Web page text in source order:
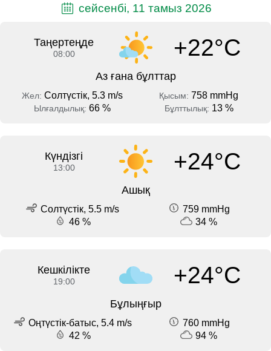
сейсенбі, 11 тамыз 2026
Таңертеңде
08:00 +22°C
Аз ғана бұлттар
Жел: Солтүстік, 5.3 m/s Қысым: 758 mmHg
Ылғалдылық: 66 % Бұлттылық: 13 %
Күндізгі
13:00 +24°C
Ашық
Солтүстік, 5.5 m/s
759 mmHg
46 %
34 %
Кешкілікте
19:00 +24°C
Бұлыңғыр
Оңтүстік-батыс, 5.4 m/s
760 mmHg
42 %
94 %